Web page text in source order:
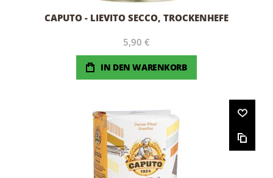
CAPUTO - LIEVITO SECCO, TROCKENHEFE
5,90 €
IN DEN WARENKORB